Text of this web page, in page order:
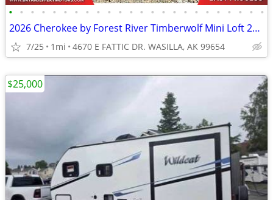
• • • • • • • • • • • • • • • • • • • • • • • •
2026 Cherokee by Forest River Timberwolf Mini Loft 20OGBL - $786/mo
7/25 1mi 4670 E FATTIC DR. WASILLA, AK 99654
$25,000